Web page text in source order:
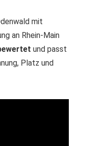
mit
an Rhein-Main
und passt
Platz und